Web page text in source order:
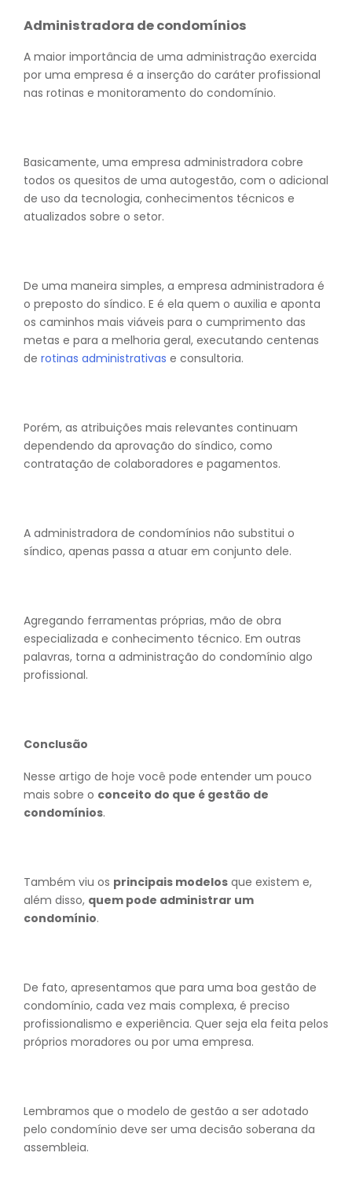
Administradora de condomínios
A maior importância de uma administração exercida
por uma empresa é a inserção do caráter profissional
nas rotinas e monitoramento do condomínio.
Basicamente, uma empresa administradora cobre
todos os quesitos de uma autogestão, com o adicional
de uso da tecnologia, conhecimentos técnicos e
atualizados sobre o setor.
De uma maneira simples, a empresa administradora é
o preposto do síndico. E é ela quem o auxilia e aponta
os caminhos mais viáveis para o cumprimento das
metas e para a melhoria geral, executando centenas
de rotinas administrativas e consultoria.
Porém, as atribuições mais relevantes continuam
dependendo da aprovação do síndico, como
contratação de colaboradores e pagamentos.
A administradora de condomínios não substitui o
síndico, apenas passa a atuar em conjunto dele.
Agregando ferramentas próprias, mão de obra
especializada e conhecimento técnico. Em outras
palavras, torna a administração do condomínio algo
profissional.
Conclusão
Nesse artigo de hoje você pode entender um pouco
mais sobre o conceito do que é gestão de
condomínios.
Também viu os principais modelos que existem e,
além disso, quem pode administrar um
condomínio.
De fato, apresentamos que para uma boa gestão de
condomínio, cada vez mais complexa, é preciso
profissionalismo e experiência. Quer seja ela feita pelos
próprios moradores ou por uma empresa.
Lembramos que o modelo de gestão a ser adotado
pelo condomínio deve ser uma decisão soberana da
assembleia.